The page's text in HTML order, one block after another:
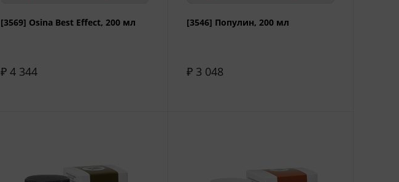
[3569] Osina Best Effect, 200 мл
₽ 4 344
[3546] Популин, 200 мл
₽ 3 048